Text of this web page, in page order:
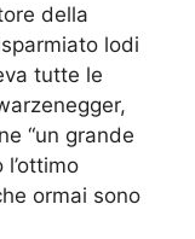
della
lodi
tutte le
“un grande
ormai sono